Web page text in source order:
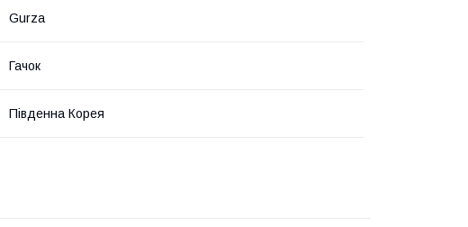
Gurza
Гачок
Південна Корея